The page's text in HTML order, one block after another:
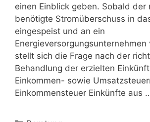
einen Einblick geben. Sobald der
benötigte Stromüberschuss in
eingespeist und an ein
stellt sich die Frage nach der
Behandlung der erzielten
Einkommen- sowie
Einkommensteuer Einkünfte aus